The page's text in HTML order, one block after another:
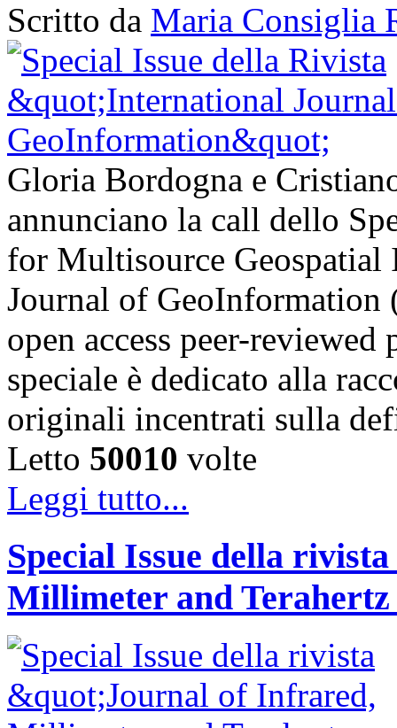
Scritto da Maria Consiglia
Gloria Bordogna e
annunciano la call dello
for Multisource
Journal of GeoInformation
open access peer-
speciale è dedicato alla
originali incentrati sulla
Letto 50010 volte
Leggi tutto...
Special Issue della
Millimeter and